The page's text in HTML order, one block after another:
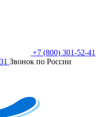
+7 (800) 301-52-41
Звонок по России